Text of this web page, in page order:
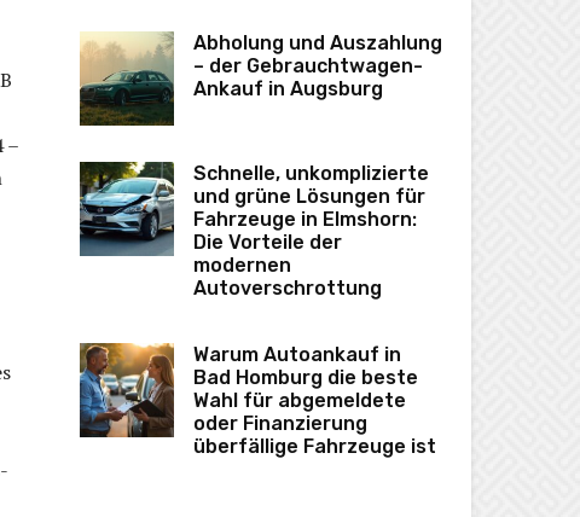
–
Abholung und Auszahlung
– der Gebrauchtwagen-
Ankauf in Augsburg
Schnelle, unkomplizierte
und grüne Lösungen für
Fahrzeuge in Elmshorn:
Die Vorteile der
modernen
Autoverschrottung
Warum Autoankauf in
Bad Homburg die beste
Wahl für abgemeldete
oder Finanzierung
überfällige Fahrzeuge ist